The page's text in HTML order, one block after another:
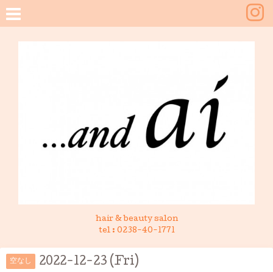
hair & beauty salon
tel : 0238-40-1771
空なし 2022-12-23 (Fri)